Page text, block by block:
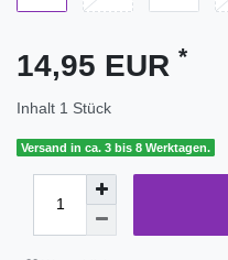
14,95 EUR *
Inhalt 1 Stück
Versand in ca. 3 bis 8 Werktagen.